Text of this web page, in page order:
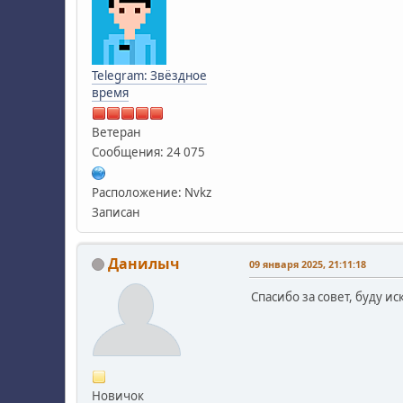
Telegram: Звёздное
время
Ветеран
Сообщения: 24 075
Расположение: Nvkz
Записан
Данилыч
Новичок
09 января 2025, 21:11:18
Спасибо за совет, буду